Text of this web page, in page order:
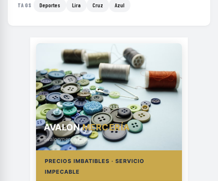
TAGS Deportes Lira Cruz Azul
AVALONMERCERÍA
avalonmerceria.es
PRECIOS IMBATIBLES · SERVICIO
IMPECABLE